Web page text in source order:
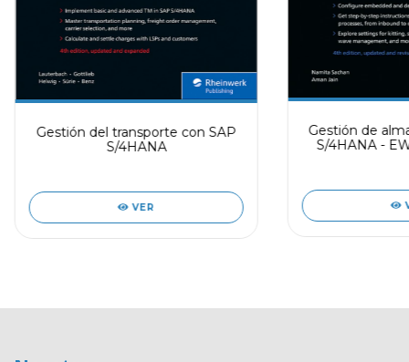
Gestión del transporte con SAP
S/4HANA
VER
Gestión de
S/4HANA -